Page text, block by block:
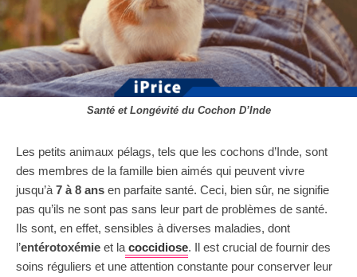
Santé et Longévité du Cochon D’Inde
Les petits animaux pélags, tels que les cochons d’Inde, sont
des membres de la famille bien aimés qui peuvent vivre
jusqu’à 7 à 8 ans en parfaite santé. Ceci, bien sûr, ne signifie
pas qu’ils ne sont pas sans leur part de problèmes de santé.
Ils sont, en effet, sensibles à diverses maladies, dont
l’entérotoxémie et la coccidiose. Il est crucial de fournir des
soins réguliers et une attention constante pour conserver leur